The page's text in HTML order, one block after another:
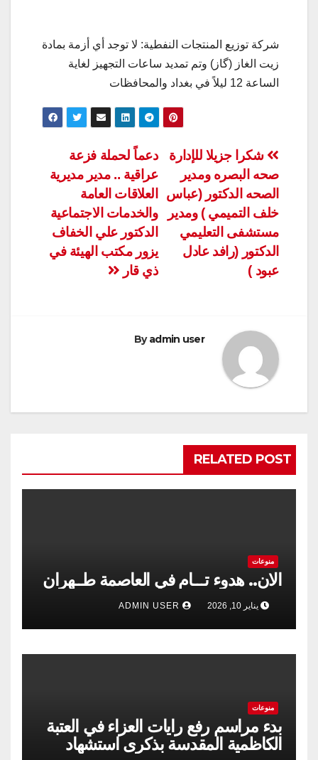
شركة توزيع المنتجات النفطية: لا توجد أي أزمة بمادة
زيت الغاز (گاز) وتم تمديد ساعات التجهيز لغاية
الساعة 12 ليلاً في بغداد والمحافظات
تصفّح
المقالات
دعماً لحملة فزعة
عراقية .. مدير مديرية
العلاقات العامة
والخدمات الاجتماعية
الدكتور علي الخفاف
يزور مكتب الهيئة في
ذي قار
شكرا جزيلا للإدارة
صحه البصره ومدير
الصحه الدكتور (عباس
خلف التميمي ) ومدير
مستشفى التعليمي
الدكتور (رافد عادل
عبود )
Byadmin user
RELATED POST
منوعات
الان.. هدوء تـــام في العاصمة طــهران
يناير 10, 2026
منوعات
بدء مراسم رفع رايات العزاء في العتبة
الكاظمية المقدسة بذكرى استشهاد